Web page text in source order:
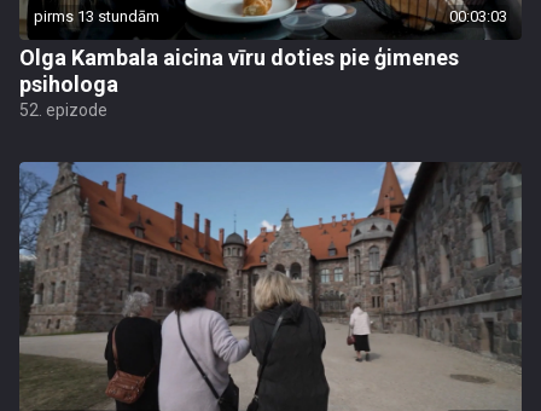
pirms 13 stundām 00:03:03
Olga Kambala aicina vīru doties pie ģimenes
psihologa
52. epizode